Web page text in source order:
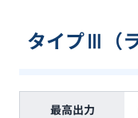
タイプⅢ（
最高出力